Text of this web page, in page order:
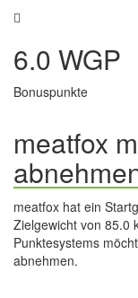
6.0 WGP
Bonuspunkte
meatfox
meatfox hat ein
Zielgewicht von 85.0
Punktesystems
abnehmen.